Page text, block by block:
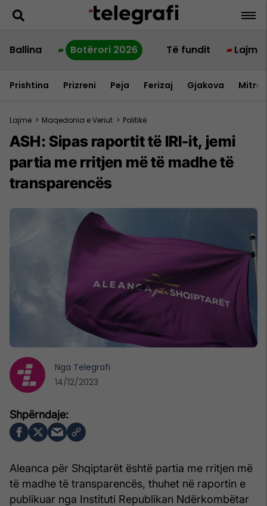
Ballina Botërori 2026 Të fundit Lajme
Prishtina Prizreni Peja Ferizaj Gjakova
Lajme > Maqedonia e Veriut > Politikë
ASH: Sipas raportit të IRI-it, jemi
partia me rritjen më të madhe të
transparencës
Aleanca për Shqiptarët është partia me rritjen më
të madhe të transparencës, thuhet në raportin e
publikuar nga Instituti Republikan Ndërkombëtar
Nga Telegrafi
14/12/2023